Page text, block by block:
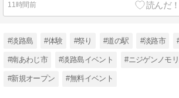
11時間前
#淡路島 #体験 #祭り #道の駅 #淡路市
#南あわじ市 #淡路島イベント #ニジゲンノモリ
#新規オープン #無料イベント